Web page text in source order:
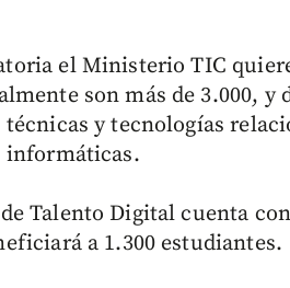
el Ministerio TIC
son más de 3.000, y
y tecnologías
informáticas.
Talento Digital cuenta
a 1.300 estudiantes.